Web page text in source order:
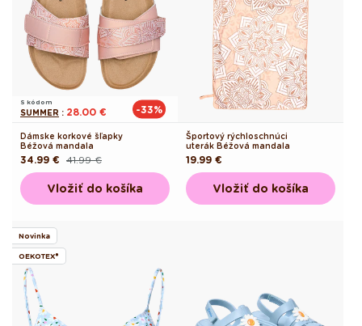
S kódom
SUMMER : 28.00 € -33%
Dámske korkové šľapky
Béžová mandala
Pôvodná
cena
41.99 €
Akciová
cena
34.99 €
Vložiť do košíka
Športový rýchloschnúci
uterák Béžová mandala
Pôvodná
cena
19.99 €
Vložiť do košíka
Novinka
OEKOTEX®